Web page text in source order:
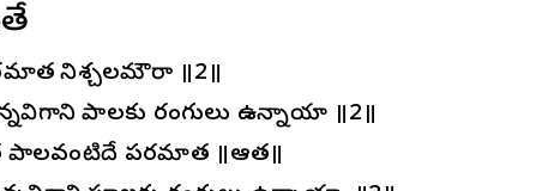
నిశ్చలమౌరా ॥2॥
పాలకు రంగులు ఉన్నాయా ॥2॥
పాలవంటిదే పరమాత్మ ॥ఆత్మ॥